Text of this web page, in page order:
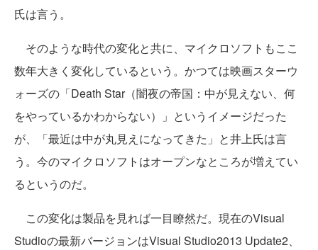
氏は言う。
そのような時代の変化と共に、マイクロソフトもここ
数年大きく変化しているという。かつては映画スターウ
ォーズの「Death Star（闇夜の帝国：中が見えない、何
をやっているかわからない）」というイメージだった
が、「最近は中が丸見えになってきた」と井上氏は言
う。今のマイクロソフトはオープンなところが増えてい
るというのだ。
この変化は製品を見れば一目瞭然だ。現在のVisual
Studioの最新バージョンはVisual Studio2013 Update2、